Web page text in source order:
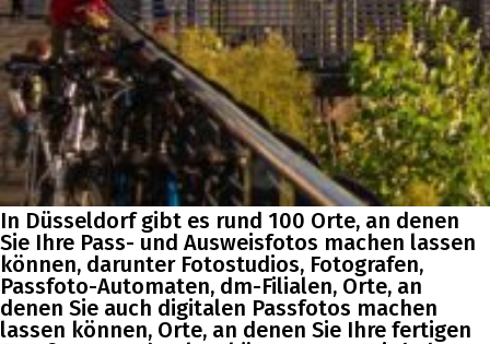
In Düsseldorf gibt es rund 100 Orte, an denen
Sie Ihre Pass- und Ausweisfotos machen lassen
können, darunter Fotostudios, Fotografen,
Passfoto-Automaten, dm-Filialen, Orte, an
denen Sie auch digitalen Passfotos machen
lassen können, Orte, an denen Sie Ihre fertigen